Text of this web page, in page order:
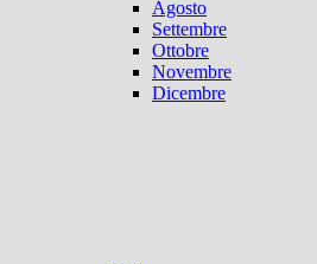
Agosto
Settembre
Ottobre
Novembre
Dicembre